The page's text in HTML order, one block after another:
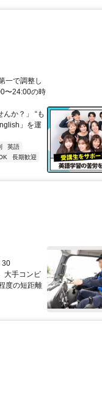
一で調整し
〜24:00の時
か？」 “も
」を運
英語
長期歓迎
30
大手コンビ
度の短距離